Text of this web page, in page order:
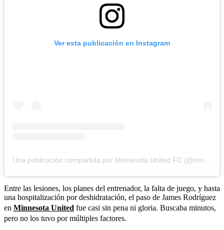
Ver esta publicación en Instagram
Entre las lesiones, los planes del entrenador, la falta de juego, y hasta
una hospitalización por deshidratación, el paso de James Rodríguez
en Minnesota United fue casi sin pena ni gloria. Buscaba minutos,
pero no los tuvo por múltiples factores.